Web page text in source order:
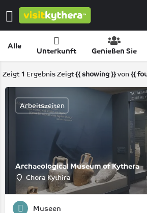
Alle
Unterkunft Genießen Sie
Zeigt 1 Ergebnis Zeigt{{ showing }}von {{
Archaeological Museum of Kythera
Chora Kythira
Arbeitszeiten
Museen